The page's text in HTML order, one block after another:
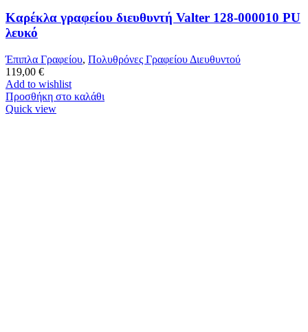
Καρέκλα γραφείου διευθυντή Valter 128-000010 PU
λευκό
Έπιπλα Γραφείου, Πολυθρόνες Γραφείου Διευθυντού
119,00 €
Add to wishlist
Προσθήκη στο καλάθι
Quick view